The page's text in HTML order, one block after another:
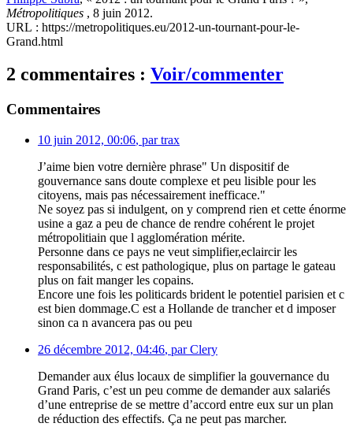
Métropolitiques , 8 juin 2012.
URL : https://metropolitiques.eu/2012-un-tournant-pour-le-
Grand.html
2 commentaires : Voir/commenter
Commentaires
10 juin 2012, 00:06, partrax
J’aime bien votre dernière phrase" Un dispositif de
gouvernance sans doute complexe et peu lisible pour les
citoyens, mais pas nécessairement inefficace."
Ne soyez pas si indulgent, on y comprend rien et cette énorme
usine a gaz a peu de chance de rendre cohérent le projet
métropolitiain que l agglomération mérite.
Personne dans ce pays ne veut simplifier,eclaircir les
responsabilités, c est pathologique, plus on partage le gateau
plus on fait manger les copains.
Encore une fois les politicards brident le potentiel parisien et c
est bien dommage.C est a Hollande de trancher et d imposer
sinon ca n avancera pas ou peu
26 décembre 2012, 04:46, parClery
Demander aux élus locaux de simplifier la gouvernance du
Grand Paris, c’est un peu comme de demander aux salariés
d’une entreprise de se mettre d’accord entre eux sur un plan
de réduction des effectifs. Ça ne peut pas marcher.